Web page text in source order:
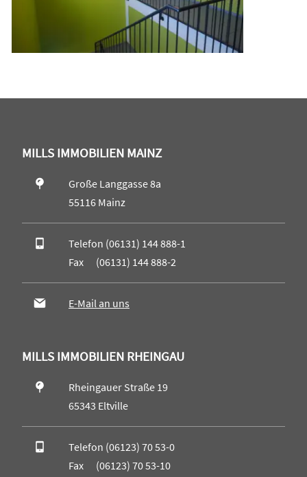
MILLS IMMOBILIEN MAINZ
Große Langgasse 8a
55116 Mainz
Telefon (06131) 144 888-1
Fax (06131) 144 888-2
E-Mail an uns
MILLS IMMOBILIEN RHEINGAU
Rheingauer Straße 19
65343 Eltville
Telefon (06123) 70 53-0
Fax (06123) 70 53-10